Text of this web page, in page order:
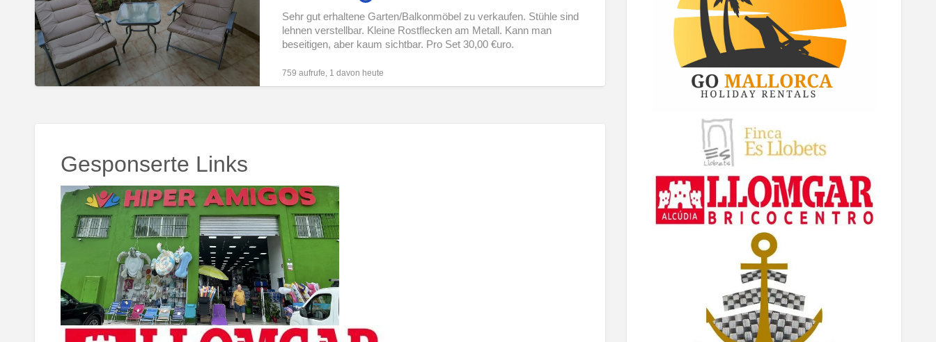
Sehr gut erhaltene Garten/Balkonmöbel zu verkaufen. Stühle sind
lehnen verstellbar. Kleine Rostflecken am Metall. Kann man
beseitigen, aber kaum sichtbar. Pro Set 30,00 €uro.
759 aufrufe, 1 davon heute
Gesponserte Links